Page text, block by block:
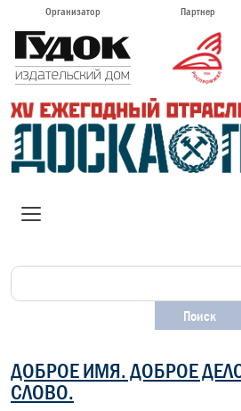
Организатор Партнер
ДОБРОЕ ИМЯ. ДОБРОЕ
СЛОВО.